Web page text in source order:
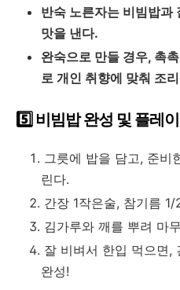
반숙 노른자는 비빔밥과
맛을 낸다.
완숙으로 만들 경우, 촉
로 개인 취향에 맞춰 조
5️⃣ 비빔밥 완성 및 플레
그릇에 밥을 담고, 준비
린다.
간장 1작은술, 참기름
김가루와 깨를 뿌려 마
잘 비벼서 한입 먹으면,
완성!